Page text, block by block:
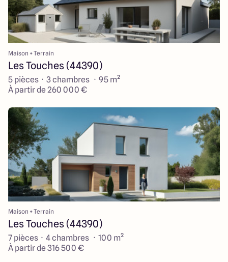
Maison + Terrain
Les Touches (44390)
5 pièces · 3 chambres · 95 m²
À partir de 260 000 €
Maison + Terrain
Les Touches (44390)
7 pièces · 4 chambres · 100 m²
À partir de 316 500 €